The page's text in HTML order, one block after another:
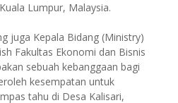
Lumpur, Malaysia.
juga Kepala Bidang (Ministry)
Fakultas Ekonomi dan Bisnis
sebuah kebanggaan bagi
kesempatan untuk
tahu di Desa Kalisari,